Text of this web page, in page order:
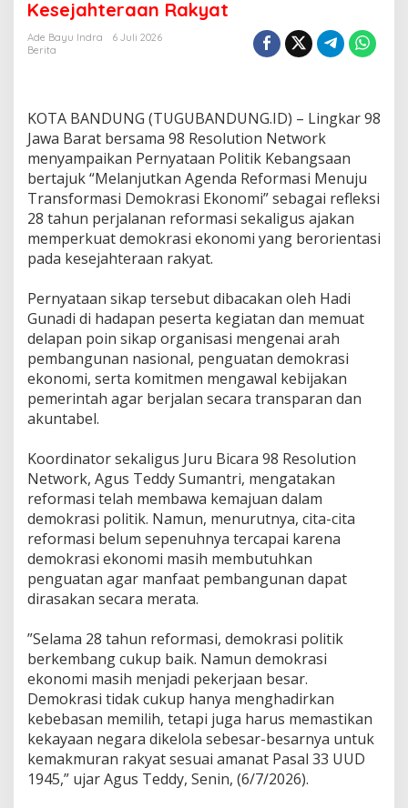
a
r
b
a
r
D
o
r
o
n
g
T
a
n
s
f
o
r
m
D
e
m
o
k
a
s
E
o
n
o
m
d
e
m
i
K
Kesejahteraan Rakyat
Ade Bayu Indra
6 Juli 2026
Berita
KOTA BANDUNG (TUGUBANDUNG.ID) – Lingkar 98
Jawa Barat bersama 98 Resolution Network
menyampaikan Pernyataan Politik Kebangsaan
bertajuk “Melanjutkan Agenda Reformasi Menuju
Transformasi Demokrasi Ekonomi” sebagai refleksi
28 tahun perjalanan reformasi sekaligus ajakan
memperkuat demokrasi ekonomi yang berorientasi
pada kesejahteraan rakyat.
‎Pernyataan sikap tersebut dibacakan oleh Hadi
Gunadi di hadapan peserta kegiatan dan memuat
delapan poin sikap organisasi mengenai arah
pembangunan nasional, penguatan demokrasi
ekonomi, serta komitmen mengawal kebijakan
pemerintah agar berjalan secara transparan dan
akuntabel.
‎Koordinator sekaligus Juru Bicara 98 Resolution
Network, Agus Teddy Sumantri, mengatakan
reformasi telah membawa kemajuan dalam
demokrasi politik. Namun, menurutnya, cita-cita
reformasi belum sepenuhnya tercapai karena
demokrasi ekonomi masih membutuhkan
penguatan agar manfaat pembangunan dapat
dirasakan secara merata.
‎”Selama 28 tahun reformasi, demokrasi politik
berkembang cukup baik. Namun demokrasi
ekonomi masih menjadi pekerjaan besar.
Demokrasi tidak cukup hanya menghadirkan
kebebasan memilih, tetapi juga harus memastikan
kekayaan negara dikelola sebesar-besarnya untuk
kemakmuran rakyat sesuai amanat Pasal 33 UUD
1945,” ujar Agus Teddy, Senin, (6/7/2026).